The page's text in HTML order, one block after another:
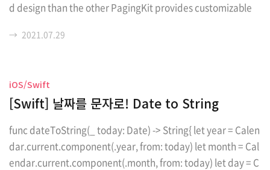
d design than the other PagingKit provides customizable
her libraries. - GitHub - kazuhiro4949/PagingKit: PagingKit
요해서 기존 파일들을 ..
→ 2021.07.29
iOS/Swift
[Swift] 날짜를 문자로! Date to String
func dateToString(_ today: Date) -> String{ let year = Calen
dar.current.component(.year, from: today) let month = Cal
endar.current.component(.month, from: today) let day = C